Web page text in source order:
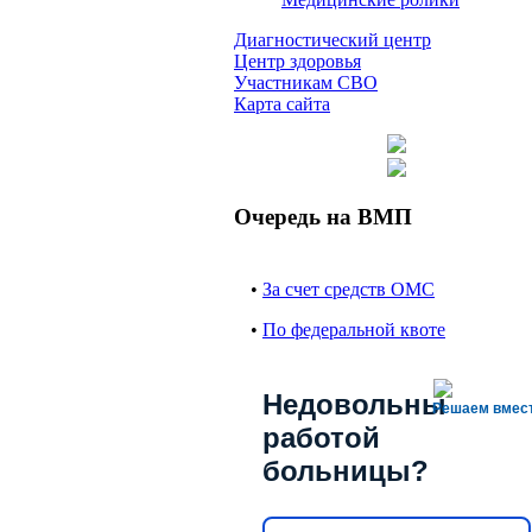
Диагностический центр
Центр здоровья
Участникам СВО
Карта сайта
Очередь на ВМП
• За счет средств ОМС
• По федеральной квоте
Решаем
Недовольны
работой
больницы?